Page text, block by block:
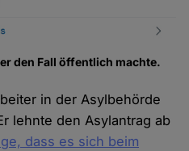
den Fall öffentlich machte.
in der Asylbehörde
lehnte den Asylantrag ab
dass es sich beim